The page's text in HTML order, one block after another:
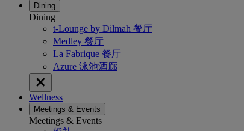
Dining
Dining
t-Lounge by Dilmah 餐厅
Medley 餐厅
La Fabrique 餐厅
Azure 泳池酒廊
Wellness
Meetings & Events
Meetings & Events